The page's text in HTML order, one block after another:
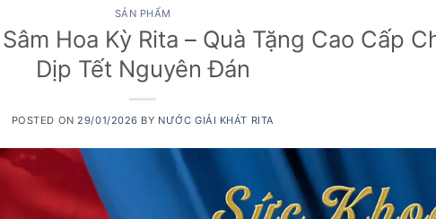
SẢN PHẨM
Hoa Kỳ Rita – Quà Tặng Cao Cấp
Dịp Tết Nguyên Đán
POSTED ON 29/01/2026 BY NƯỚC GIẢI KHÁT RITA